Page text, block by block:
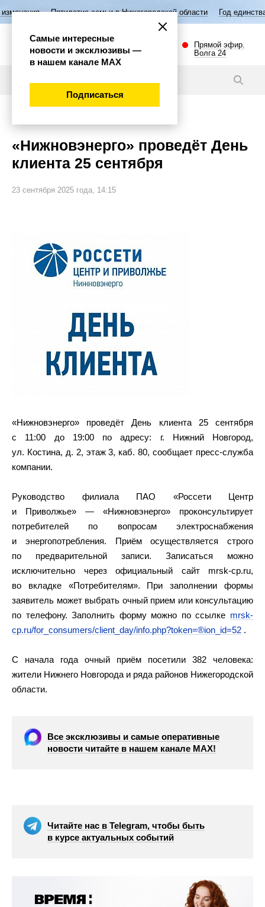
Пятилетие семьи в Нижегородской области Год единства народов
Прямой эфир.
Волга 24
«Нижновэнерго» проведёт День
клиента 25 сентября
23 сентября 2025 года, 14:15
«Нижновэнерго» проведёт День клиента 25 сентября
с 11:00 до 19:00 по адресу: г. Нижний Новгород,
ул. Костина, д. 2, этаж 3, каб. 80, сообщает пресс-служба
компании.
Руководство филиала ПАО «Россети Центр
и Приволжье» — «Нижновэнерго» проконсультирует
потребителей по вопросам электроснабжения
и энергопотребления. Приём осуществляется строго
по предварительной записи. Записаться можно
исключительно через официальный сайт mrsk-cp.ru,
во вкладке «Потребителям». При заполнении формы
заявитель может выбрать очный прием или консультацию
по телефону. Заполнить форму можно по ссылке mrsk-
cp.ru/for_consumers/client_day/info.php?token=®ion_id=52 .
С начала года очный приём посетили 382 человека:
жители Нижнего Новгорода и ряда районов Нижегородской
области.
Все эксклюзивы и самые оперативные
новости читайте в нашем канале МАХ!
Читайте нас в Telegram, чтобы быть
в курсе актуальных событий
Самые интересные
новости и эксклюзивы —
в нашем канале МАХ
Подписаться